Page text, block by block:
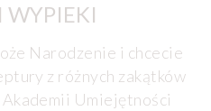
WYPIEKI
Narodzenie i chcecie
z różnych zakątków
Umiejętności